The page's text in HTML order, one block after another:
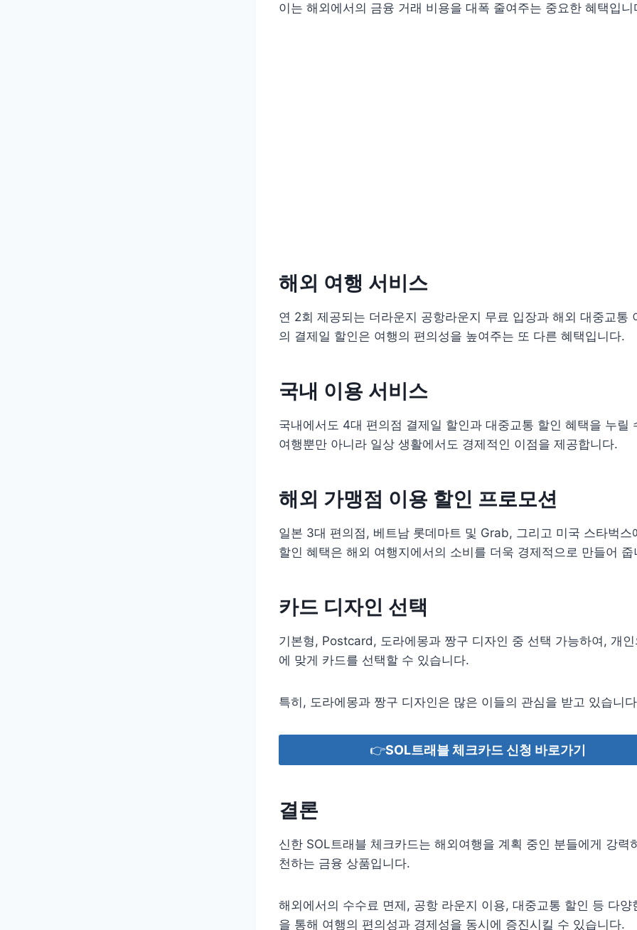
이는 해외에서의 금융 거래 비용을 대폭 줄여주는 중요한 혜택입니
해외 여행 서비스
연 2회 제공되는 더라운지 공항라운지 무료 입장과 해외 대중교통
의 결제일 할인은 여행의 편의성을 높여주는 또 다른 혜택입니다.
국내 이용 서비스
국내에서도 4대 편의점 결제일 할인과 대중교통 할인 혜택을 누릴
여행뿐만 아니라 일상 생활에서도 경제적인 이점을 제공합니다.
해외 가맹점 이용 할인 프로모션
일본 3대 편의점, 베트남 롯데마트 및 Grab, 그리고 미국 스타벅스
할인 혜택은 해외 여행지에서의 소비를 더욱 경제적으로 만들어 줍
카드 디자인 선택
기본형, Postcard, 도라에몽과 짱구 디자인 중 선택 가능하여, 개
에 맞게 카드를 선택할 수 있습니다.
특히, 도라에몽과 짱구 디자인은 많은 이들의 관심을 받고 있습니
👉SOL트래블 체크카드 신청 바로가기
결론
신한 SOL트래블 체크카드는 해외여행을 계획 중인 분들에게 강력
천하는 금융 상품입니다.
해외에서의 수수료 면제, 공항 라운지 이용, 대중교통 할인 등 다양
을 통해 여행의 편의성과 경제성을 동시에 증진시킬 수 있습니다.